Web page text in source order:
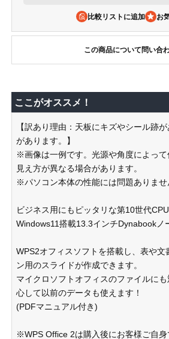
比較リストに追加
この商品について問い合
ここがオススメ！
【訳あり理由：天板にキズやシール跡
があります。】
※画像は一例です。光源や角度によっ
見え方が異なる場合があります。
※パソコン本体の性能には問題ありませ
ビジネス用にもピッタリな第10世代
Windows11搭載13.3インチDynabookノ
WPS2オフィスソフトを搭載し、表や文
ン用のスライドが作成できます。
マイクロソフトオフィスのファイルに
心して以前のデータも使えます！
(PDFマニュアル付き)
※WPS Office 2は購入後にお客様ご自